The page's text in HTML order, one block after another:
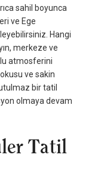
sahil boyunca
ve Ege
Hangi
merkeze ve
atmosferini
ve sakin
bir tatil
olmaya devam
Tatil